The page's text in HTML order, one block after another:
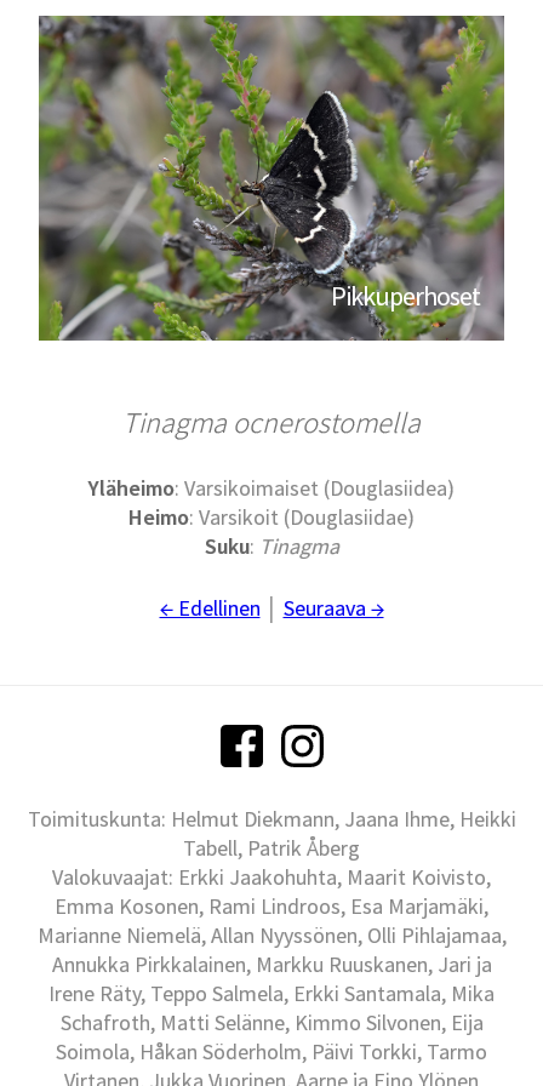
Pikkuperhoset
Tinagma ocnerostomella
Yläheimo: Varsikoimaiset (Douglasiidea)
Heimo: Varsikoit (Douglasiidae)
Suku: Tinagma
← Edellinen Seuraava →
Toimituskunta: Helmut Diekmann, Jaana Ihme, Heikki
Tabell, Patrik Åberg
Valokuvaajat: Erkki Jaakohuhta, Maarit Koivisto,
Emma Kosonen, Rami Lindroos, Esa Marjamäki,
Marianne Niemelä, Allan Nyyssönen, Olli Pihlajamaa,
Annukka Pirkkalainen, Markku Ruuskanen, Jari ja
Irene Räty, Teppo Salmela, Erkki Santamala, Mika
Schafroth, Matti Selänne, Kimmo Silvonen, Eija
Soimola, Håkan Söderholm, Päivi Torkki, Tarmo